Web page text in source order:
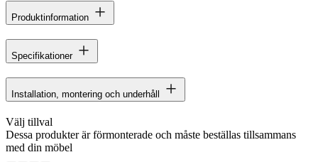
Produktinformation
Specifikationer
Installation, montering och underhåll
Välj tillval
Dessa produkter är förmonterade och måste beställas tillsammans
med din möbel